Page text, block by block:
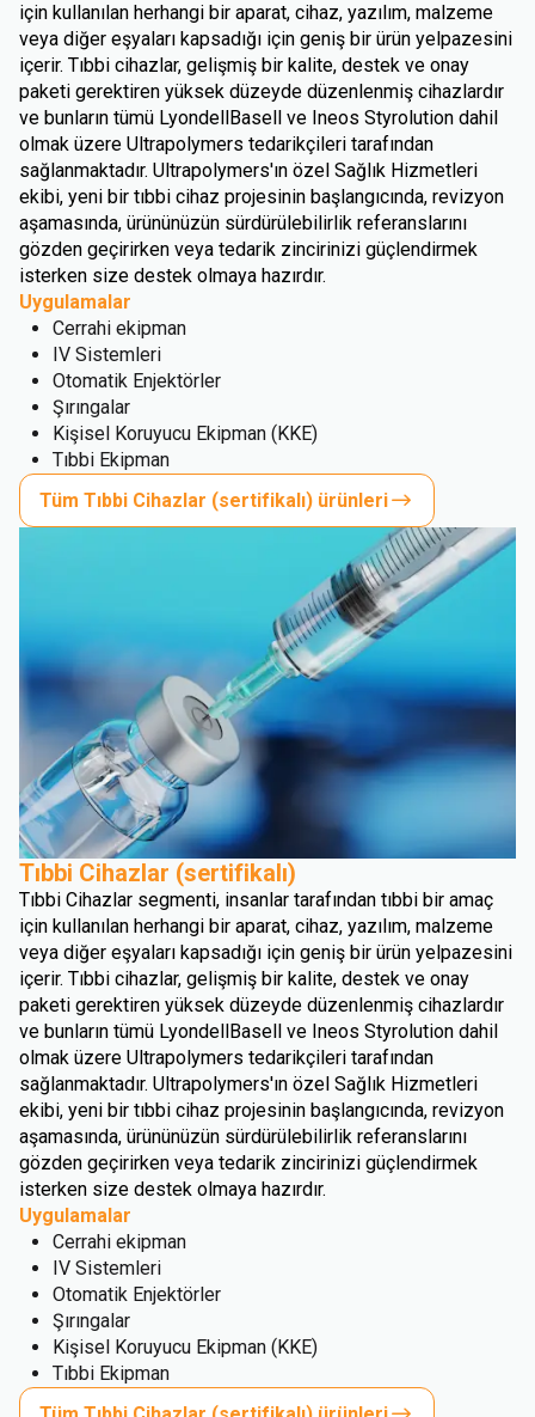
için kullanılan herhangi bir aparat, cihaz, yazılım, malzeme
veya diğer eşyaları kapsadığı için geniş bir ürün yelpazesini
içerir. Tıbbi cihazlar, gelişmiş bir kalite, destek ve onay
paketi gerektiren yüksek düzeyde düzenlenmiş cihazlardır
ve bunların tümü LyondellBasell ve Ineos Styrolution dahil
olmak üzere Ultrapolymers tedarikçileri tarafından
sağlanmaktadır. Ultrapolymers'ın özel Sağlık Hizmetleri
ekibi, yeni bir tıbbi cihaz projesinin başlangıcında, revizyon
aşamasında, ürününüzün sürdürülebilirlik referanslarını
gözden geçirirken veya tedarik zincirinizi güçlendirmek
isterken size destek olmaya hazırdır.
Uygulamalar
Cerrahi ekipman
IV Sistemleri
Otomatik Enjektörler
Şırıngalar
Kişisel Koruyucu Ekipman (KKE)
Tıbbi Ekipman
Tüm Tıbbi Cihazlar (sertifikalı) ürünleri
Tıbbi Cihazlar (sertifikalı)
Tıbbi Cihazlar segmenti, insanlar tarafından tıbbi bir amaç
için kullanılan herhangi bir aparat, cihaz, yazılım, malzeme
veya diğer eşyaları kapsadığı için geniş bir ürün yelpazesini
içerir. Tıbbi cihazlar, gelişmiş bir kalite, destek ve onay
paketi gerektiren yüksek düzeyde düzenlenmiş cihazlardır
ve bunların tümü LyondellBasell ve Ineos Styrolution dahil
olmak üzere Ultrapolymers tedarikçileri tarafından
sağlanmaktadır. Ultrapolymers'ın özel Sağlık Hizmetleri
ekibi, yeni bir tıbbi cihaz projesinin başlangıcında, revizyon
aşamasında, ürününüzün sürdürülebilirlik referanslarını
gözden geçirirken veya tedarik zincirinizi güçlendirmek
isterken size destek olmaya hazırdır.
Uygulamalar
Cerrahi ekipman
IV Sistemleri
Otomatik Enjektörler
Şırıngalar
Kişisel Koruyucu Ekipman (KKE)
Tıbbi Ekipman